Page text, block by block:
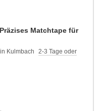
Matchtape für
2-3 Tage oder